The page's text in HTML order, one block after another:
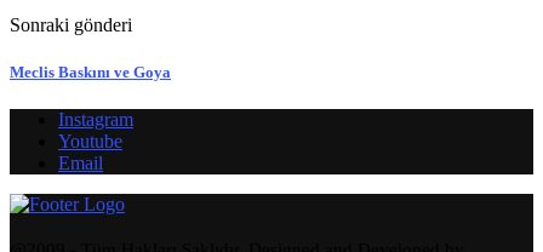
Sonraki gönderi
Meclis Baskını ve Goya
Instagram
Youtube
Email